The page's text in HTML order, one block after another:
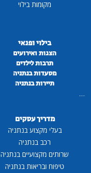
מקומות בילוי
בילוי ופנאי
הצגות ואירועים
תרבות לילדים
מסעדות בנתניה
תיירות בנתניה
...
מדריך עסקים
בעלי מקצוע בנתניה
רכב בנתניה
שרותים מקצועיים בנתניה
טיפוח ובריאות בנתניה